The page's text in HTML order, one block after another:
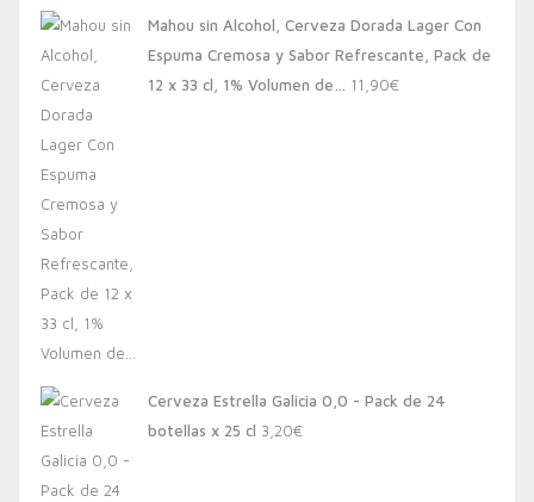
Mahou sin Alcohol, Cerveza Dorada Lager Con
Espuma Cremosa y Sabor Refrescante, Pack de
12 x 33 cl, 1% Volumen de… 11,90€
Cerveza Estrella Galicia 0,0 - Pack de 24
botellas x 25 cl 3,20€